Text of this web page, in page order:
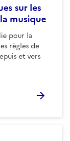
sur les
musique
pour la
règles de
et vers